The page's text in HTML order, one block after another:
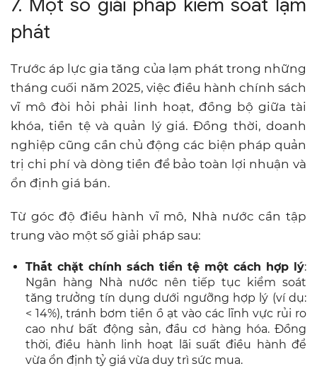
phát
Trước áp lực gia tăng của lạm phát trong những
tháng cuối năm 2025, việc điều hành chính sách
vĩ mô đòi hỏi phải linh hoạt, đồng bộ giữa tài
khóa, tiền tệ và quản lý giá. Đồng thời, doanh
nghiệp cũng cần chủ động các biện pháp quản
trị chi phí và dòng tiền để bảo toàn lợi nhuận và
ổn định giá bán.
Từ góc độ điều hành vĩ mô, Nhà nước cần tập
trung vào một số giải pháp sau:
Thắt chặt chính sách tiền tệ một cách hợp lý:
Ngân hàng Nhà nước nên tiếp tục kiểm soát
tăng trưởng tín dụng dưới ngưỡng hợp lý (ví dụ:
< 14%), tránh bơm tiền ồ ạt vào các lĩnh vực rủi ro
cao như bất động sản, đầu cơ hàng hóa. Đồng
thời, điều hành linh hoạt lãi suất điều hành để
vừa ổn định tỷ giá vừa duy trì sức mua.